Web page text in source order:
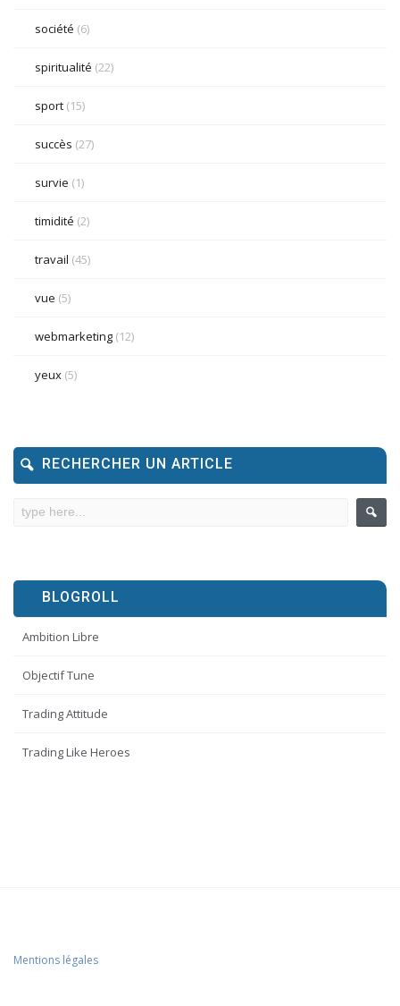
société (6)
spiritualité (22)
sport (15)
succès (27)
survie (1)
timidité (2)
travail (45)
vue (5)
webmarketing (12)
yeux (5)
RECHERCHER UN ARTICLE
BLOGROLL
Ambition Libre
Objectif Tune
Trading Attitude
Trading Like Heroes
Mentions légales